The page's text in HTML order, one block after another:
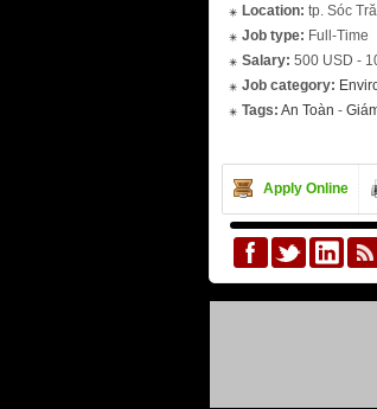
Location: tp. Sóc
Job type: Full-Time
Salary: 500 USD -
Job category:
Tags: An Toàn -
Apply Online